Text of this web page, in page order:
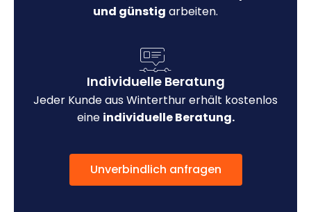
und günstig arbeiten.
Individuelle Beratung
Jeder Kunde aus Winterthur erhält kostenlos
eine individuelle Beratung.
Unverbindlich anfragen